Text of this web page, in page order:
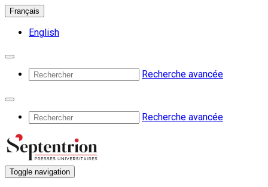
Français
English
Recherche avancée
Recherche avancée
Toggle navigation